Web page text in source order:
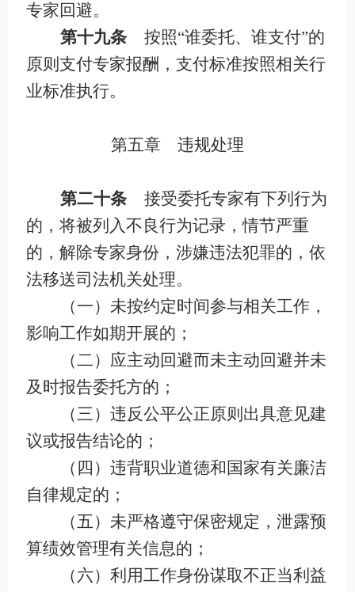
专家回避。
第十九条
按照“谁委托、谁支付”的
原则支付专家报酬，支付标准按照相关行
业标准执行。
第五章 违规处理
第二十条
接受委托专家有下列行为
的，将被列入不良行为记录，情节严重
的，解除专家身份，涉嫌违法犯罪的，依
法移送司法机关处理。
（一）未按约定时间参与相关工作，
影响工作如期开展的；
（二）应主动回避而未主动回避并未
及时报告委托方的；
（三）违反公平公正原则出具意见建
议或报告结论的；
（四）违背职业道德和国家有关廉洁
自律规定的；
（五）未严格遵守保密规定，泄露预
算绩效管理有关信息的；
（六）利用工作身份谋取不正当利益